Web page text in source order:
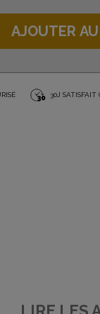
AJOUTER AU
30J SATISFAIT